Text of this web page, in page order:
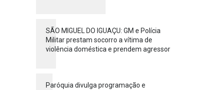
SÃO MIGUEL DO IGUAÇU: GM e Polícia
Militar prestam socorro a vítima de
violência doméstica e prendem agressor
Paróquia divulga programação e